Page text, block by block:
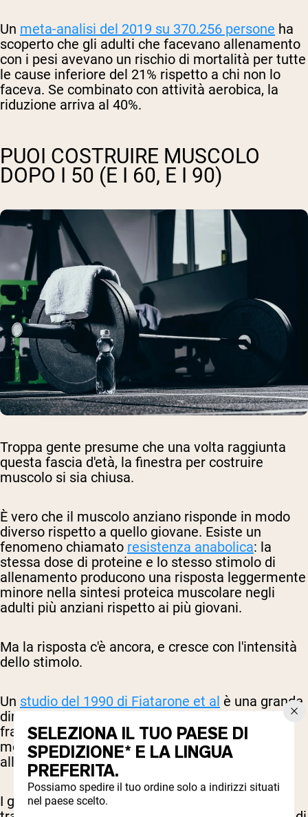
Un meta-analisi del 2019 su 370.256 persone ha
scoperto che gli adulti che facevano allenamento
con i pesi avevano un rischio di mortalità per tutte
le cause inferiore del 21% rispetto a chi non lo
faceva. Se combinato con attività aerobica, la
riduzione arriva al 40%.
PUOI COSTRUIRE MUSCOLO
DOPO I 50 (E I 60, E I 90)
Troppa gente presume che una volta raggiunta
questa fascia d'età, la finestra per costruire
muscolo si sia chiusa.
È vero che il muscolo anziano risponde in modo
diverso rispetto a quello giovane. Esiste un
fenomeno chiamato resistenza anabolica: la
stessa dose di proteine e lo stesso stimolo di
allenamento producono una risposta leggermente
minore nella sintesi proteica muscolare negli
adulti più anziani rispetto ai più giovani.
Ma la risposta c'è ancora, e cresce con l'intensità
dello stimolo.
Un studio del 1990 di Fiatarone et al è una grande
dimostrazione. In questo studio, dieci anziani
fragili residenti in una casa di riposo, con un'età
media di 90 anni, hanno fatto 8 settimane di
allenamento progressivo con resistenza.
I guadagni di forza sono stati drammatici. L'area
SELEZIONA IL TUO PAESE DI
SPEDIZIONE* E LA LINGUA
PREFERITA.
Possiamo spedire il tuo ordine solo a indirizzi situati
nel paese scelto.